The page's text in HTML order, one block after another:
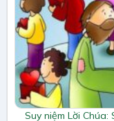
Suy niệm Lời Chúa: